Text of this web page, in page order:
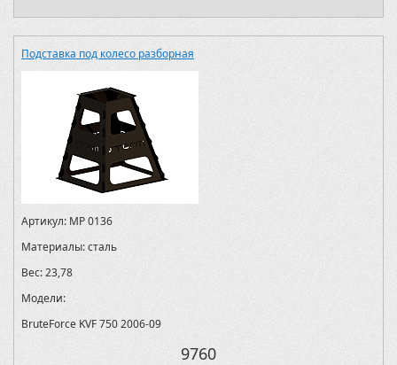
Подставка под колесо разборная
Артикул: MP 0136
Материалы:сталь
Вес:23,78
Модели:
BruteForce KVF 750 2006-09
9760